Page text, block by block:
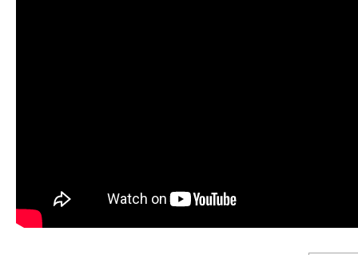
- 퇴행성척추관협착증을 일으키는